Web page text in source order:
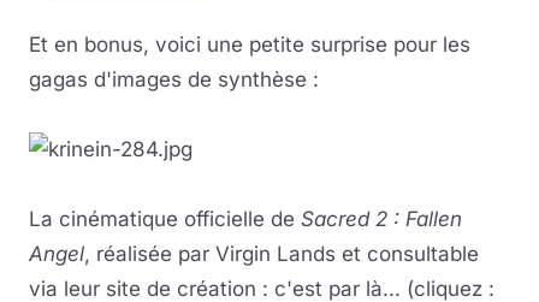
Et en bonus, voici une petite surprise pour les
gagas d'images de synthèse :
La cinématique officielle de Sacred 2 : Fallen
Angel, réalisée par Virgin Lands et consultable
via leur site de création : c'est par là... (cliquez :